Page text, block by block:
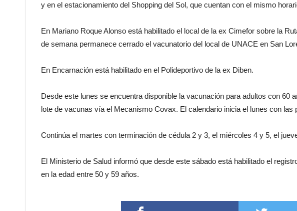
y en el estacionamiento del Shopping del Sol, que cuentan con el mismo
En Mariano Roque Alonso está habilitado el local de la ex Cimefor sobre la
de semana permanece cerrado el vacunatorio del local de UNACE en San
En Encarnación está habilitado en el Polideportivo de la ex Diben.
Desde este lunes se encuentra disponible la vacunación para adultos con 60
lote de vacunas vía el Mecanismo Covax. El calendario inicia el lunes con
Continúa el martes con terminación de cédula 2 y 3, el miércoles 4 y 5, el
El Ministerio de Salud informó que desde este sábado está habilitado el
en la edad entre 50 y 59 años.